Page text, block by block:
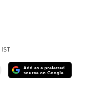
IST
Add as a preferred
source on Google